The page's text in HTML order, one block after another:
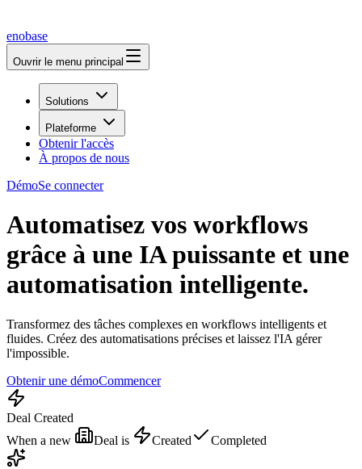
enobase
Ouvrir le menu principal
Solutions
Plateforme
Obtenir l'accès
À propos de nous
DémoSe connecter
Automatisez vos workflows
grâce à une IA puissante et une
automatisation intelligente.
Transformez des tâches complexes en workflows intelligents et
fluides. Créez des automatisations précises et laissez l'IA gérer
l'impossible.
Obtenir une démoCommencer
Deal Created
When a new
Deal is Created Completed